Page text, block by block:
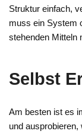
Struktur einfach,
muss ein System
stehenden Mitteln
Selbst
Am besten ist es
und